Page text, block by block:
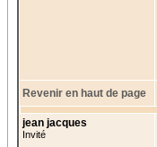
Revenir en haut de page
jean jacques
Invité